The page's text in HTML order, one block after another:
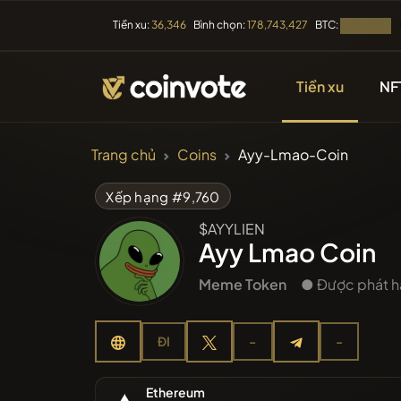
Tiền xu:36,346 Bình chọn:178,743,427 BTC:
Tiền xu
Vừa
Xu hướng
Trang chủ Coins Ayy-Lmao-Coin
Xếp hạng #9,760
$AYYLIEN
Ayy Lmao Coin
Meme Token ● Được phát
ĐI - -
Ethereum